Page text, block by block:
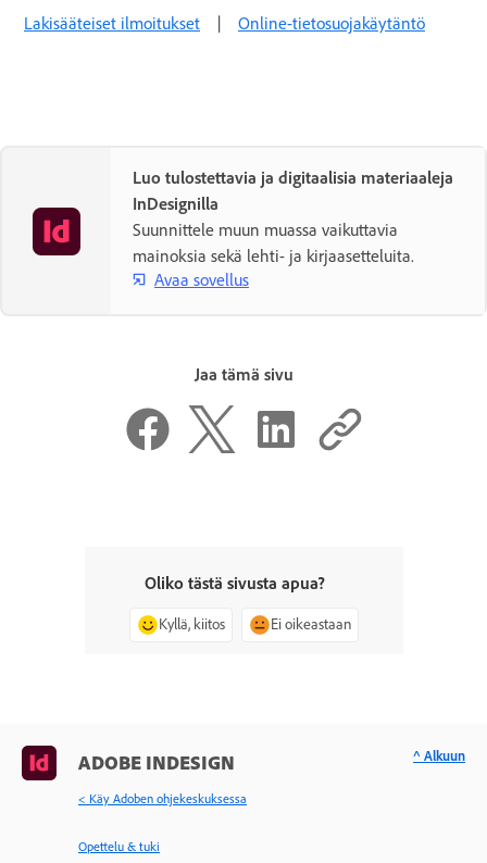
Lakisääteiset ilmoitukset | Online-tietosuojakäytäntö
Luo tulostettavia ja digitaalisia materiaaleja
InDesignilla
Suunnittele muun muassa vaikuttavia
mainoksia sekä lehti- ja kirjaasetteluita.
Avaa sovellus
Jaa tämä sivu
Oliko tästä sivusta apua?
Kyllä, kiitos Ei oikeastaan
ADOBE INDESIGN
< Käy Adoben ohjekeskuksessa
Opettelu & tuki
^ Alkuun